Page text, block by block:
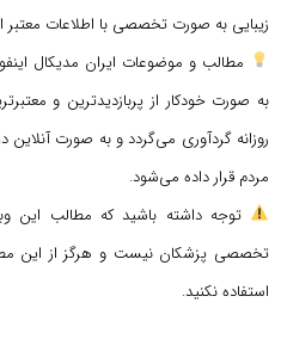
زیبایی به صورت تخصصی با اطلاعات
مطالب و موضوعات ایران مدیکال
به صورت خودکار از پربازدیدترین و
روزانه گردآوری می‌گردد و به صورت
مردم قرار داده می‌شود.
توجه داشته باشید که مطالب این
تخصصی پزشکان نیست و هرگز از این
استفاده نکنید.